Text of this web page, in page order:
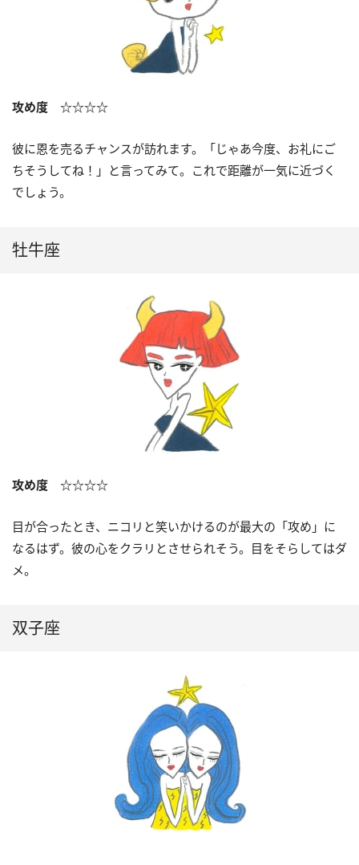
攻め度 ☆☆☆☆
彼に恩を売るチャンスが訪れます。「じゃあ今度、お礼にご
ちそうしてね！」と言ってみて。これで距離が一気に近づく
でしょう。
牡牛座
攻め度 ☆☆☆☆
目が合ったとき、ニコリと笑いかけるのが最大の「攻め」に
なるはず。彼の心をクラリとさせられそう。目をそらしてはダ
メ。
双子座